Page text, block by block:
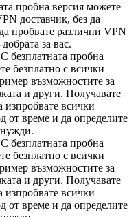
пробна версия можете
доставчик, без да
пробвате различни VPN
за вас.
безплатната пробна
безплатно с всички
възможностите за
и други. Получавате
всички
от време и да определите
нужди.
безплатната пробна
безплатно с всички
възможностите за
и други. Получавате
всички
от време и да определите